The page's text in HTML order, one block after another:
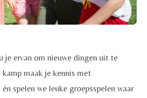
je ervan om nieuwe dingen uit te
maak je kennis met
spelen we leuke groepsspelen waar